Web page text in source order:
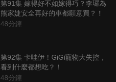
第91集 嫁得好不如嫁得巧？李㼈為
熊家婕安全再好的車都願意買？！
48分鐘
第92集 卡哇伊！GiGi寵物大失控，
看到什麼都想吃？！
48分鐘